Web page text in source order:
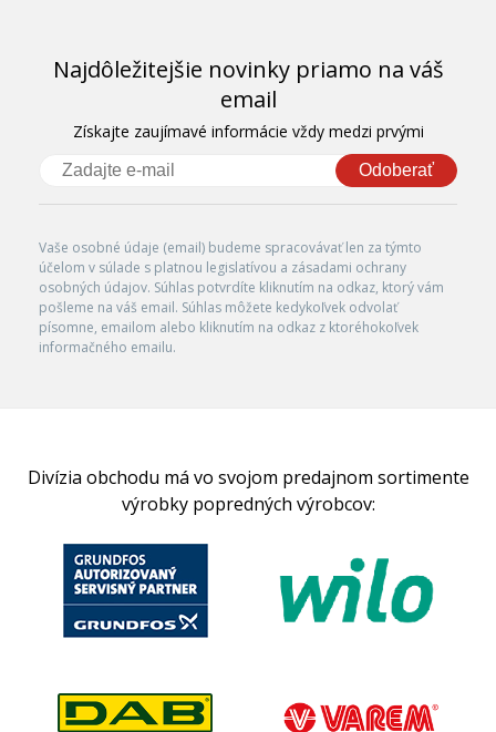
Najdôležitejšie novinky priamo na váš
email
Získajte zaujímavé informácie vždy medzi prvými
Odoberať
Vaše osobné údaje (email) budeme spracovávať len za týmto
účelom v súlade s platnou legislatívou a zásadami ochrany
osobných údajov. Súhlas potvrdíte kliknutím na odkaz, ktorý vám
pošleme na váš email. Súhlas môžete kedykoľvek odvolať
písomne, emailom alebo kliknutím na odkaz z ktoréhokoľvek
informačného emailu.
Divízia obchodu má vo svojom predajnom sortimente
výrobky popredných výrobcov: